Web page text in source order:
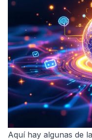
Aquí hay algunas de